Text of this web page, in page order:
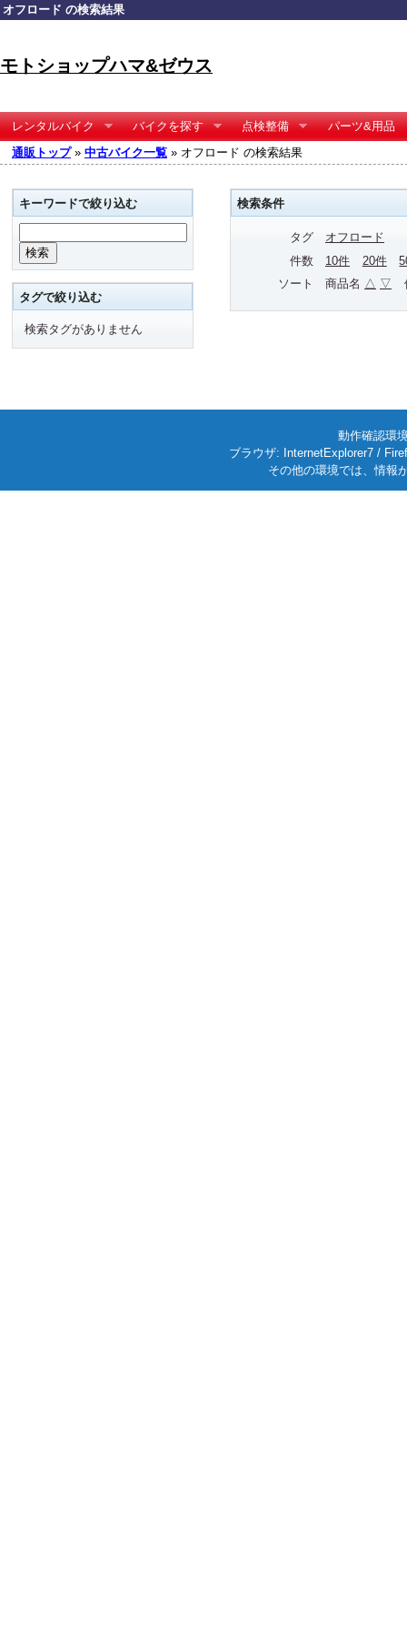
オフロード の検索結果
モトショップハマ&ゼウス
レンタルバイク バイクを探す 点検整備
パーツ&用品
通販トップ» 中古バイク一覧 » オフロード の検索結果
検索条件
タグ
オフロード
件数
10件 20件
ソート
商品名 △ ▽
キーワードで絞り込む
タグで絞り込む
検索タグがありません
動作確認環
ブラウザ: InternetExplorer7 /
その他の環境では、情報